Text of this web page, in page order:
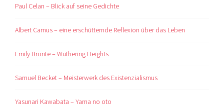
Paul Celan – Blick auf seine Gedichte
Albert Camus – eine erschütternde Reflexion über das Leben
Emily Brontë – Wuthering Heights
Samuel Becket – Meisterwerk des Existenzialismus
Yasunari Kawabata – Yama no oto